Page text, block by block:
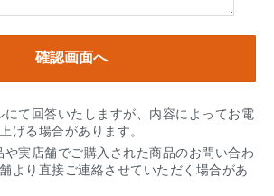
にて回答いたしますが、内容によってお電
げる場合があります。
や実店舗でご購入された商品のお問い合わ
より直接ご連絡させていただく場合があ